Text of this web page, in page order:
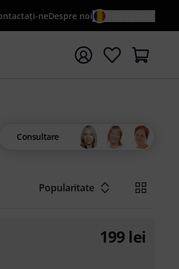
neDespre noi
de căutare {searchTerm}
Consultare
Popularitate
199 lei